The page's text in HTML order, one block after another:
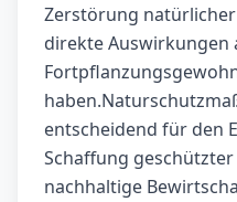
Zerstörung
direkte Auswirkungen
entscheidend für den
Schaffung
nachhaltige